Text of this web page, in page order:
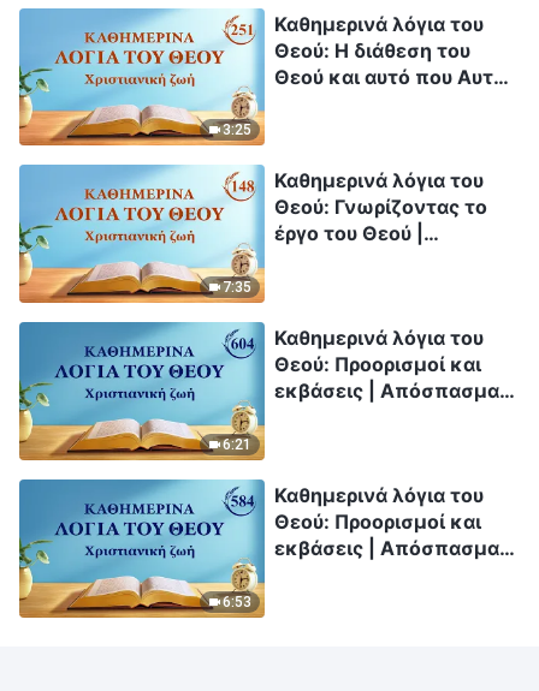
3:25
Καθημερινά λόγια του
Θεού: Η διάθεση του
Θεού και αυτό που Αυτός
7:35
Καθημερινά λόγια του
Θεού: Γνωρίζοντας το
έργο του Θεού |
6:21
Καθημερινά λόγια του
Θεού: Προορισμοί και
εκβάσεις | Απόσπασμα
6:53
Καθημερινά λόγια του
Θεού: Προορισμοί και
εκβάσεις | Απόσπασμα